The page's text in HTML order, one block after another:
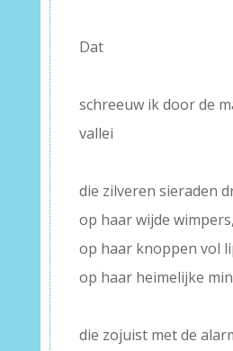
Dat
schreeuw ik door de
vallei
die zilveren sieraden
op haar wijde wimpers,
op haar knoppen vol
op haar heimelijke
die zojuist met de